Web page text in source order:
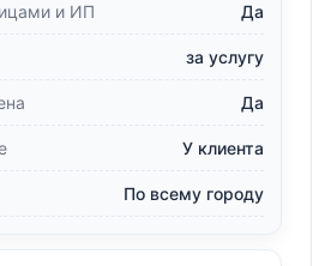
и ИП Да
за услугу
Да
У клиента
По всему городу